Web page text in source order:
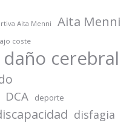
Aita Menni Aita Menni
coste
daño cerebral
DCA deporte
disfagia